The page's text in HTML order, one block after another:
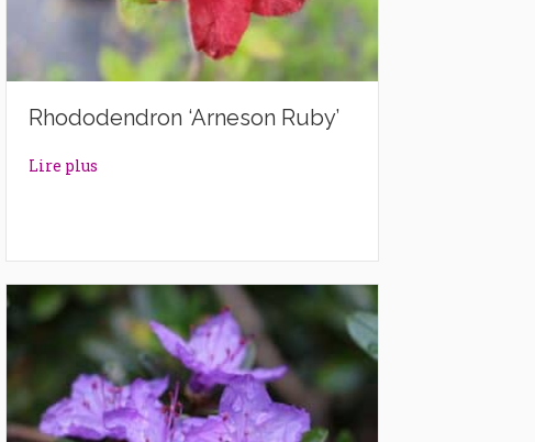
Rhododendron ‘Arneson Ruby’
Lire plus